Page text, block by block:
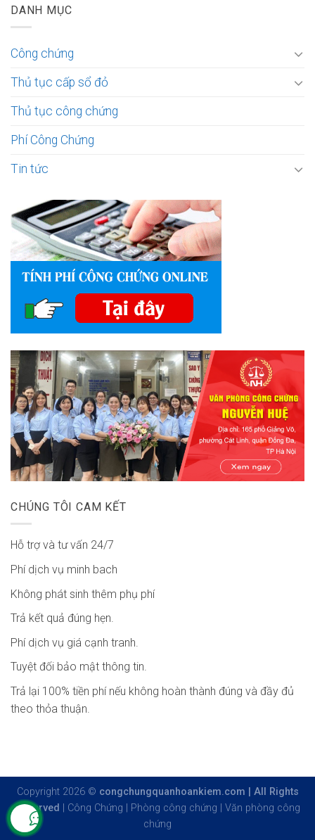
DANH MỤC
Công chứng
Thủ tục cấp sổ đỏ
Thủ tục công chứng
Phí Công Chứng
Tin tức
CHÚNG TÔI CAM KẾT
Hỗ trợ và tư vấn 24/7
Phí dịch vụ minh bach
Không phát sinh thêm phụ phí
Trả kết quả đúng hẹn.
Phí dịch vụ giá cạnh tranh.
Tuyệt đối bảo mật thông tin.
Trả lại 100% tiền phí nếu không hoàn thành đúng và đầy đủ
theo thỏa thuận.
Copyright 2026 © congchungquanhoankiem.com | All Rights
Reserved
Công Chứng Phòng công chứng
Văn phòng công
chứng